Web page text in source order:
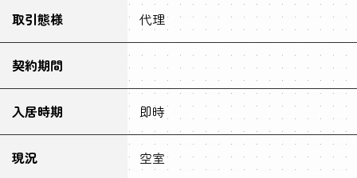
取引態様 代理
契約期間
入居時期 即時
現況 空室